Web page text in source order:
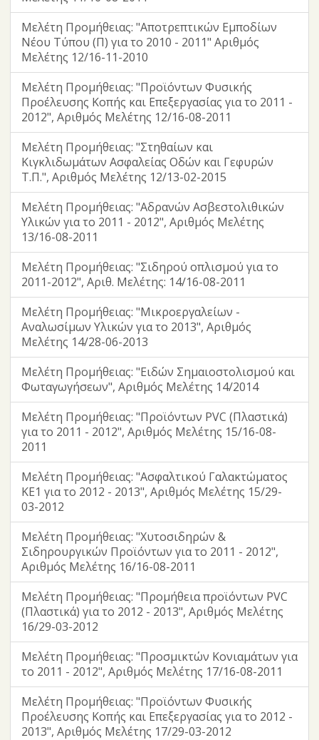
Μελέτη Προμήθειας: "Αποτρεπτικών Εμποδίων
Νέου Τύπου (Π) για το 2010 - 2011" Αριθμός
Μελέτης 12/16-11-2010
Μελέτη Προμήθειας: "Προϊόντων Φυσικής
Προέλευσης Κοπής και Επεξεργασίας για το 2011 -
2012", Αριθμός Μελέτης 12/16-08-2011
Μελέτη Προμήθειας: "Στηθαίων και
Κιγκλιδωμάτων Ασφαλείας Οδών και Γεφυρών
Τ.Π.", Αριθμός Μελέτης 12/13-02-2015
Μελέτη Προμήθειας: "Αδρανών Ασβεστολιθικών
Υλικών για το 2011 - 2012", Αριθμός Μελέτης
13/16-08-2011
Μελέτη Προμήθειας: "Σιδηρού οπλισμού για το
2011-2012", Αριθ. Μελέτης: 14/16-08-2011
Μελέτη Προμήθειας: "Μικροεργαλείων -
Αναλωσίμων Υλικών για το 2013", Αριθμός
Μελέτης 14/28-06-2013
Μελέτη Προμήθειας: "Ειδών Σημαιοστολισμού και
Φωταγωγήσεων", Αριθμός Μελέτης 14/2014
Μελέτη Προμήθειας: "Προϊόντων PVC (Πλαστικά)
για το 2011 - 2012", Αριθμός Μελέτης 15/16-08-
2011
Μελέτη Προμήθειας: "Ασφαλτικού Γαλακτώματος
ΚΕ1 για το 2012 - 2013", Αριθμός Μελέτης 15/29-
03-2012
Μελέτη Προμήθειας: "Χυτοσιδηρών &
Σιδηρουργικών Προϊόντων για το 2011 - 2012",
Αριθμός Μελέτης 16/16-08-2011
Μελέτη Προμήθειας: "Προμήθεια προϊόντων PVC
(Πλαστικά) για το 2012 - 2013", Αριθμός Μελέτης
16/29-03-2012
Μελέτη Προμήθειας: "Προσμικτών Κονιαμάτων για
το 2011 - 2012", Αριθμός Μελέτης 17/16-08-2011
Μελέτη Προμήθειας: "Προϊόντων Φυσικής
Προέλευσης Κοπής και Επεξεργασίας για το 2012 -
2013", Αριθμός Μελέτης 17/29-03-2012